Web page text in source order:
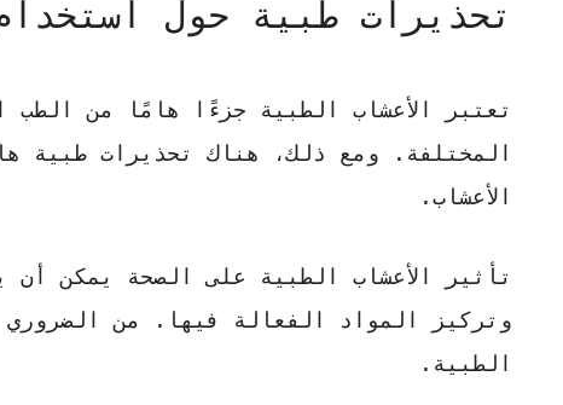
تحذيرات طبية حول
تعتبر الأعشاب الطبية جزءًا هامًا من الطب
المختلفة. ومع ذلك، هناك
تحذيرات طبية
الأعشاب.
تأثير الأعشاب الطبية على الصحة يمكن أن
وتركيز المواد الفعالة فيها. من
الطبية .